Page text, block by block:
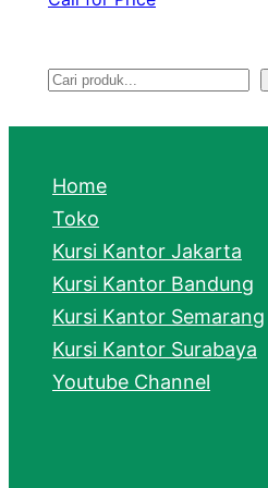
S
e
a
r
c
h
Home
Toko
Kursi Kantor Jakarta
Kursi Kantor Bandung
Kursi Kantor Semarang
Kursi Kantor Surabaya
Youtube Channel